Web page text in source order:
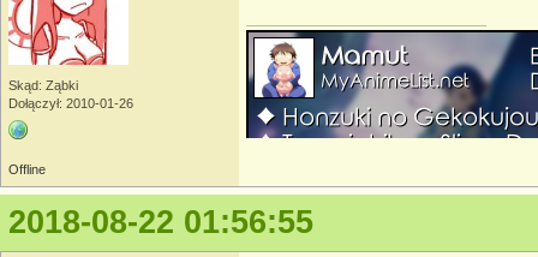
Skąd: Ząbki
Dołączył: 2010-01-26
Offline
2018-08-22 01:56:55